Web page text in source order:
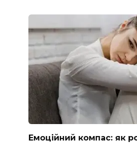
Емоційний компас: як